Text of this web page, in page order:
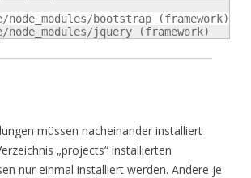
node_modules/bootstrap (framework)
node_modules/jquery (framework)
müssen nacheinander installiert
„projects“ installierten
nur einmal installiert werden. Andere je